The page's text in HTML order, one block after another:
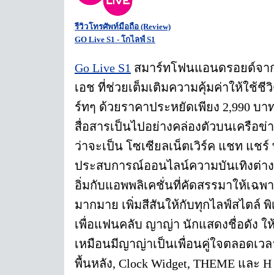
รีวิวโทรศัพท์มือถือ (Review)
GO Live S1 - โกไลฟ์ S1
Go Live S1 สมาร์ทโฟนแอนดรอยด์จา
เอช ที่ช่วยเต็มเติมความคุ้มค่าให้ใช้ชี
ร์ทๆ ด้วยราคาประหยัดเพียง 2,990 บ
สื่อสารเป็นไปอย่างคล่องตัวบนเครือข่
ว่าจะเป็น โซเซียลเน็ตเวิร์ค แชท แชร์
ประสบการณ์ออนไลน์ความบันเทิงต่า
อิ่มกับแอพพลิเคชั่นที่คัดสรรมาให้เฉพ
มากมาย เพิ่มสีสันให้กับทุกไลฟ์สไตล์
เพื่อแฟนคลับ ญาญ่า นักแสดงชื่อดัง ใ
เหมือนมีญาญ่าเป็นเพื่อนคู่ใจตลอดเว
พื้นหลัง, Clock Widget, THEME และ H